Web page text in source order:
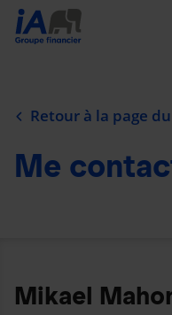
Retour à la page
Me
Mikael